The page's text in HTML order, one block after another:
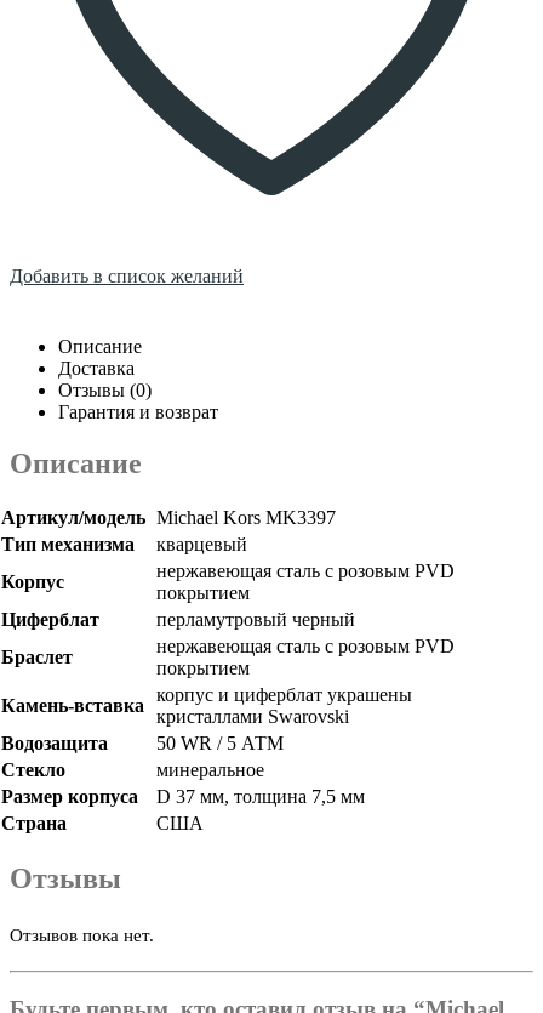
Добавить в список желаний
Описание
Доставка
Отзывы (0)
Гарантия и возврат
Описание
Артикул/модель Michael Kors MK3397
Тип механизма
кварцевый
Корпус
нержавеющая сталь с розовым PVD
покрытием
Циферблат
перламутровый черный
Браслет
нержавеющая сталь с розовым PVD
покрытием
Камень-вставка
корпус и циферблат украшены
кристаллами Swarovski
Водозащита
50 WR / 5 АТМ
Стекло
минеральное
Размер корпуса
D 37 мм, толщина 7,5 мм
Страна
США
Отзывы
Отзывов пока нет.